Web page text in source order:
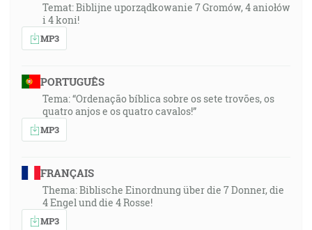
Temat: Biblijne uporządkowanie 7 Gromów, 4 aniołów
i 4 koni!
MP3
PORTUGUÊS
Tema: “Ordenação bíblica sobre os sete trovões, os
quatro anjos e os quatro cavalos!”
MP3
FRANÇAIS
Thema: Biblische Einordnung über die 7 Donner, die
4 Engel und die 4 Rosse!
MP3